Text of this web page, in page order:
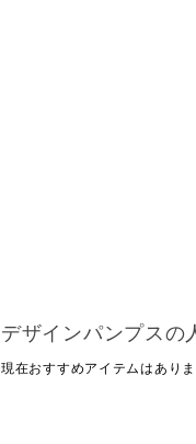
デザインパンプスの
現在おすすめアイテムはありま